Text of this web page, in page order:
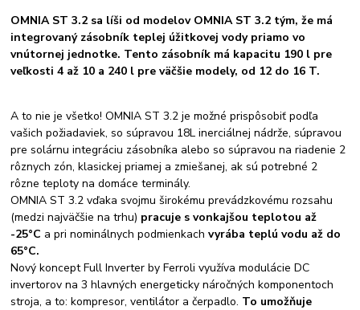
OMNIA ST 3.2 sa líši od modelov OMNIA ST 3.2 tým, že má
integrovaný zásobník teplej úžitkovej vody priamo vo
vnútornej jednotke. Tento zásobník má kapacitu 190 l pre
veľkosti 4 až 10 a 240 l pre väčšie modely, od 12 do 16 T.
A to nie je všetko! OMNIA ST 3.2 je možné prispôsobiť podľa
vašich požiadaviek, so súpravou 18L inerciálnej nádrže, súpravou
pre solárnu integráciu zásobníka alebo so súpravou na riadenie 2
rôznych zón, klasickej priamej a zmiešanej, ak sú potrebné 2
rôzne teploty na domáce terminály.
OMNIA ST 3.2 vďaka svojmu širokému prevádzkovému rozsahu
(medzi najväčšie na trhu) pracuje s vonkajšou teplotou až
-25°C a pri nominálnych podmienkachvyrába teplú vodu až do
65°C.
Nový koncept Full Inverter by Ferroli využíva modulácie DC
invertorov na 3 hlavných energeticky náročných komponentoch
stroja, a to: kompresor, ventilátor a čerpadlo. To umožňuje